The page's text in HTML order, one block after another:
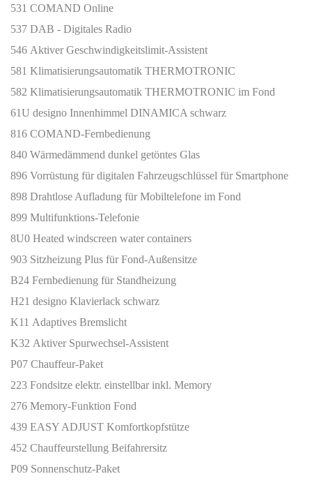
531 COMAND Online
537 DAB - Digitales Radio
546 Aktiver Geschwindigkeitslimit-Assistent
581 Klimatisierungsautomatik THERMOTRONIC
582 Klimatisierungsautomatik THERMOTRONIC im Fond
61U designo Innenhimmel DINAMICA schwarz
816 COMAND-Fernbedienung
840 Wärmedämmend dunkel getöntes Glas
896 Vorrüstung für digitalen Fahrzeugschlüssel für Smartphone
898 Drahtlose Aufladung für Mobiltelefone im Fond
899 Multifunktions-Telefonie
8U0 Heated windscreen water containers
903 Sitzheizung Plus für Fond-Außensitze
B24 Fernbedienung für Standheizung
H21 designo Klavierlack schwarz
K11 Adaptives Bremslicht
K32 Aktiver Spurwechsel-Assistent
P07 Chauffeur-Paket
223 Fondsitze elektr. einstellbar inkl. Memory
276 Memory-Funktion Fond
439 EASY ADJUST Komfortkopfstütze
452 Chauffeurstellung Beifahrersitz
P09 Sonnenschutz-Paket